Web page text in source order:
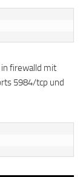
firewalld mit
5984/tcp und